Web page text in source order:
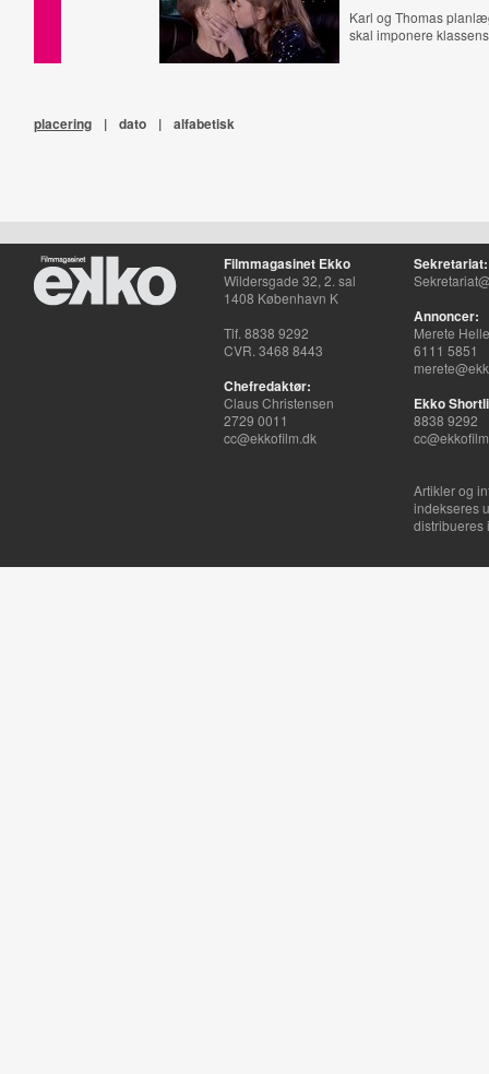
Karl og Thomas
skal imponere
placering | dato | alfabetisk
Filmmagasinet Ekko
Wildersgade 32, 2. sal
1408 København K
Tlf. 8838 9292
CVR. 3468 8443
Chefredaktør:
Claus Christensen
2729 0011
cc@ekkofilm.dk
Sekretariat:
Annoncer:
Merete
6111 5851
Ekko
8838 9292
Artikler og
indekseres
distribueres